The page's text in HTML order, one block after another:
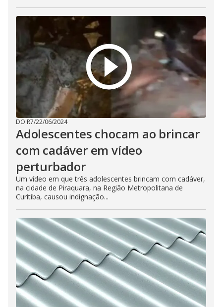
DO R7/22/06/2024
Adolescentes chocam ao brincar
com cadáver em vídeo
perturbador
Um vídeo em que três adolescentes brincam com cadáver,
na cidade de Piraquara, na Região Metropolitana de
Curitiba, causou indignação...